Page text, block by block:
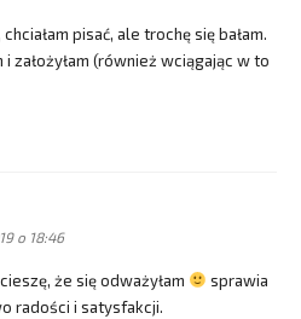
pisać, ale trochę się bałam.
i założyłam (również wciągając w to
o 18:46
że się odważyłam
sprawia
radości i satysfakcji.